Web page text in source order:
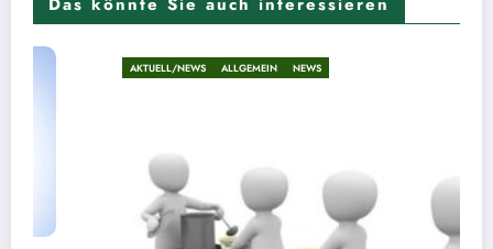
AKTUELL/NEWS ALLGEMEIN NEWS